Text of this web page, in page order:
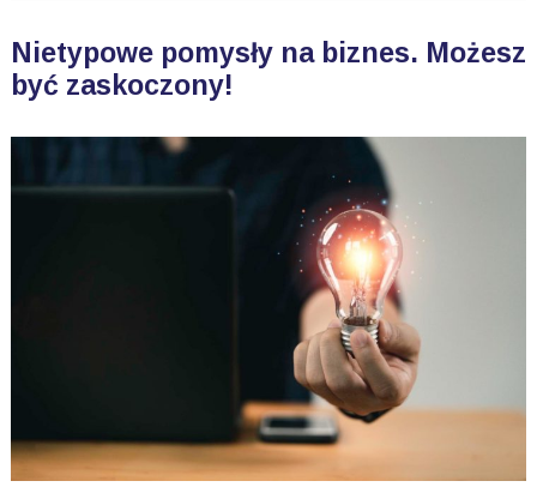
Nietypowe pomysły na biznes. Możesz
być zaskoczony!